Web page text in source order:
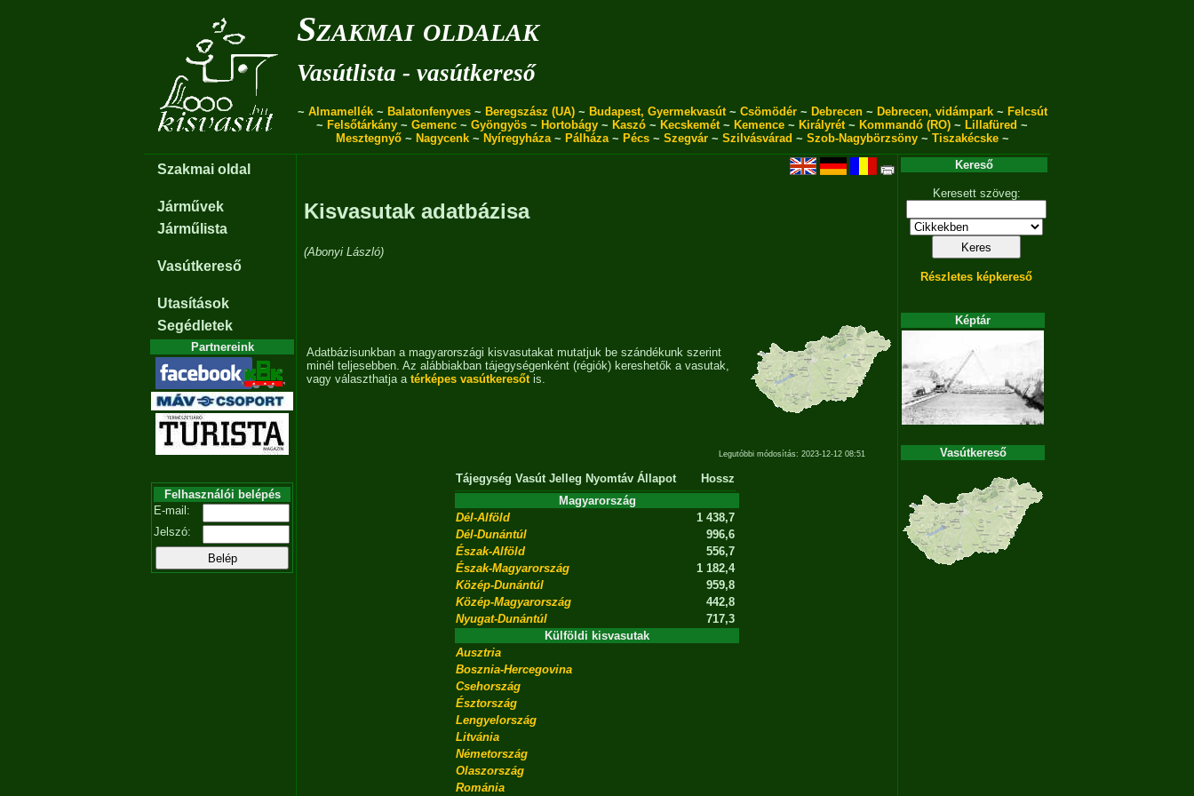
Szakmai oldalak
Vasútlista - vasútkereső
~ Almamellék~ Balatonfenyves~ Beregszász (UA)~ Budapest, Gyermekvasút~ Csömödér~ Debrecen~ Debrecen, vidámpark~ Felcsút
~ Felsőtárkány ~ Gemenc ~ Gyöngyös ~ Hortobágy ~ Kaszó ~ Kecskemét~ Kemence ~ Királyrét~ Kommandó (RO) ~ Lillafüred ~
Mesztegnyő~ Nagycenk~ Nyíregyháza~ Pálháza~ Pécs~ Szegvár~ Szilvásvárad ~ Szob-Nagybörzsöny~ Tiszakécske~
Szakmai oldal
Járművek
Járműlista
Vasútkereső
Utasítások
Segédletek
Partnereink
Felhasználói belépés
E-mail:
Jelszó:
Kisvasutak adatbázisa
(Abonyi László)
Adatbázisunkban a magyarországi kisvasutakat mutatjuk be szándékunk szerint
minél teljesebben. Az alábbiakban tájegységenként (régiók) kereshetők a vasutak,
vagy választhatja a térképes vasútkeresőtis.
Legutóbbi módosítás: 2023-12-12 08:51
Tájegység Vasút Jelleg Nyomtáv Állapot
Hossz
Magyarország
Dél-Alföld
1 438,7
Dél-Dunántúl
996,6
Észak-Alföld
556,7
Észak-Magyarország
1 182,4
Közép-Dunántúl
959,8
Közép-Magyarország
442,8
Nyugat-Dunántúl
717,3
Külföldi kisvasutak
Ausztria
Bosznia-Hercegovina
Csehország
Észtország
Lengyelország
Litvánia
Németország
Olaszország
Románia
Kereső
Keresett szöveg:
Részletes képkereső
Képtár
Vasútkereső